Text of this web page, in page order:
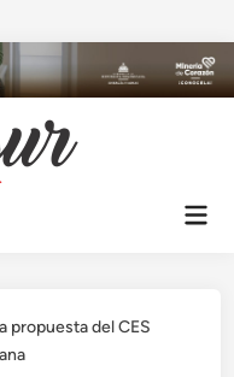
propuesta del CES